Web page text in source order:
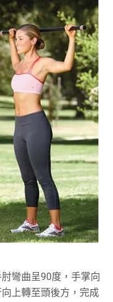
彎曲呈90度，手掌向
上轉至頭後方，完成